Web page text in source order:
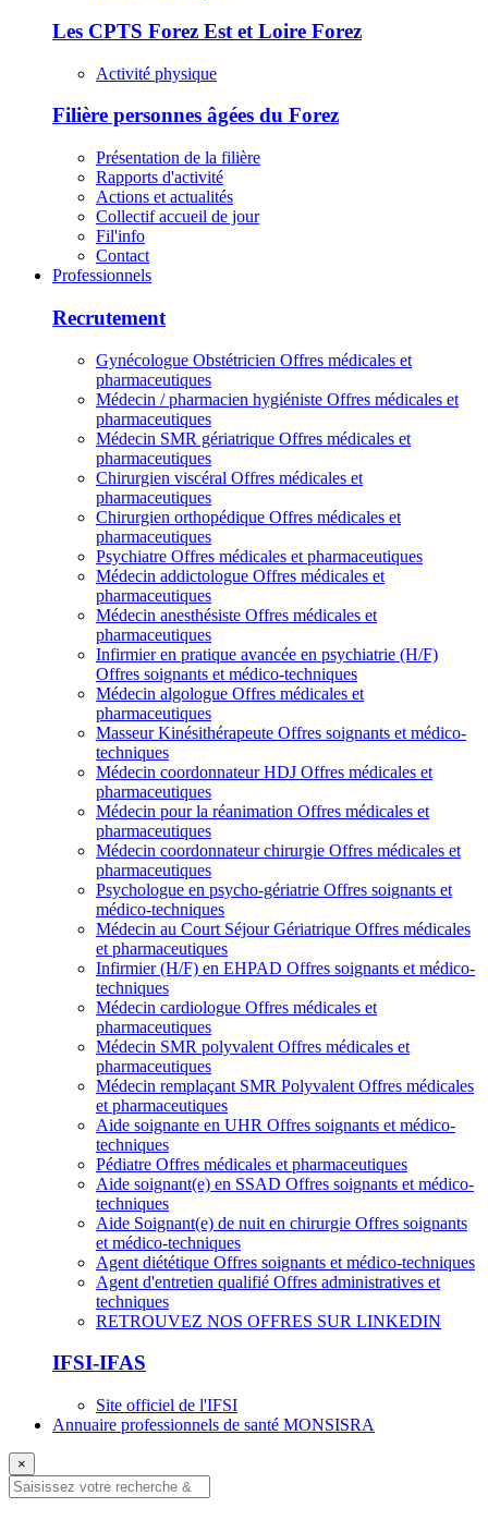
Les CPTS Forez Est et Loire Forez
Activité physique
Filière personnes âgées du Forez
Présentation de la filière
Rapports d'activité
Actions et actualités
Collectif accueil de jour
Fil'info
Contact
Professionnels
Recrutement
Gynécologue Obstétricien Offres médicales et
pharmaceutiques
Médecin / pharmacien hygiéniste Offres médicales et
pharmaceutiques
Médecin SMR gériatrique Offres médicales et
pharmaceutiques
Chirurgien viscéral Offres médicales et
pharmaceutiques
Chirurgien orthopédique Offres médicales et
pharmaceutiques
Psychiatre Offres médicales et pharmaceutiques
Médecin addictologue Offres médicales et
pharmaceutiques
Médecin anesthésiste Offres médicales et
pharmaceutiques
Infirmier en pratique avancée en psychiatrie (H/F)
Offres soignants et médico-techniques
Médecin algologue Offres médicales et
pharmaceutiques
Masseur Kinésithérapeute Offres soignants et médico-
techniques
Médecin coordonnateur HDJ Offres médicales et
pharmaceutiques
Médecin pour la réanimation Offres médicales et
pharmaceutiques
Médecin coordonnateur chirurgie Offres médicales et
pharmaceutiques
Psychologue en psycho-gériatrie Offres soignants et
médico-techniques
Médecin au Court Séjour Gériatrique Offres médicales
et pharmaceutiques
Infirmier (H/F) en EHPAD Offres soignants et médico-
techniques
Médecin cardiologue Offres médicales et
pharmaceutiques
Médecin SMR polyvalent Offres médicales et
pharmaceutiques
Médecin remplaçant SMR Polyvalent Offres médicales
et pharmaceutiques
Aide soignante en UHR Offres soignants et médico-
techniques
Pédiatre Offres médicales et pharmaceutiques
Aide soignant(e) en SSAD Offres soignants et médico-
techniques
Aide Soignant(e) de nuit en chirurgie Offres soignants
et médico-techniques
Agent diététique Offres soignants et médico-techniques
Agent d'entretien qualifié Offres administratives et
techniques
RETROUVEZ NOS OFFRES SUR LINKEDIN
IFSI-IFAS
Site officiel de l'IFSI
Annuaire professionnels de santé MONSISRA
×